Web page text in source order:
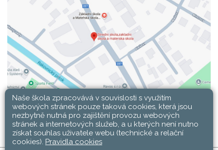
Naše škola zpracovává v souvislosti s využitím
webových stránek pouze taková cookies, která jsou
nezbytně nutná pro zajištění provozu webových
stránek a internetových služeb, a u kterých není nutno
získat souhlas uživatele webu (technické a relační
cookies). Pravidla cookies